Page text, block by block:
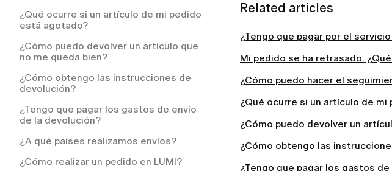
¿Qué ocurre si un artículo de mi pedido
está agotado?
¿Cómo puedo devolver un artículo que
no me queda bien?
¿Cómo obtengo las instrucciones de
devolución?
¿Tengo que pagar los gastos de envío
de la devolución?
¿A qué países realizamos envíos?
¿Cómo realizar un pedido en LUMI?
Related articles
¿Tengo que pagar por el
Mi pedido se ha retrasado.
¿Cómo puedo hacer el
¿Qué ocurre si un artículo de
¿Cómo puedo devolver un
¿Cómo obtengo las
¿Tengo que pagar los gastos